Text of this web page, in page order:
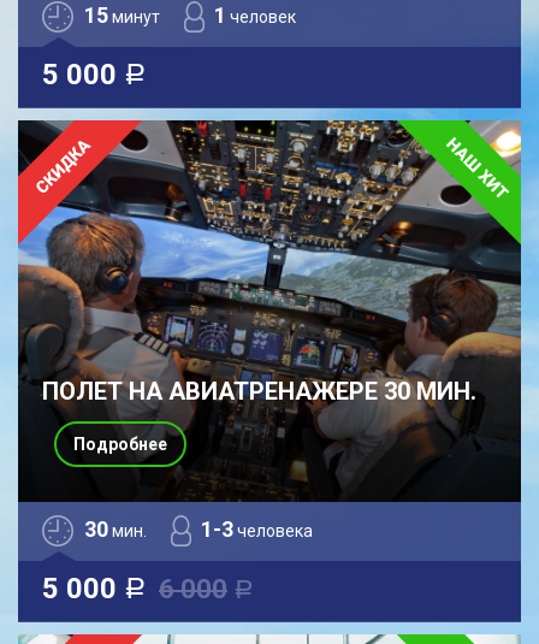
15минут 1 человек
5 000 a
ПОЛЕТ НА АВИАТРЕНАЖЕРЕ 30 МИН.
30мин. 1-3человека
5 000 a 6 000 a
Подробнее